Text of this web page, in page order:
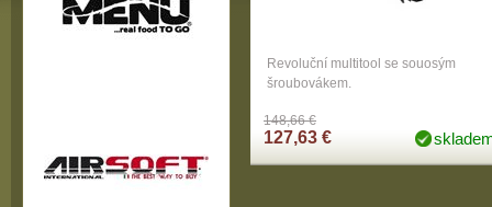
Revoluční multitool se souosým
šroubovákem.
148,66 €
127,63 €